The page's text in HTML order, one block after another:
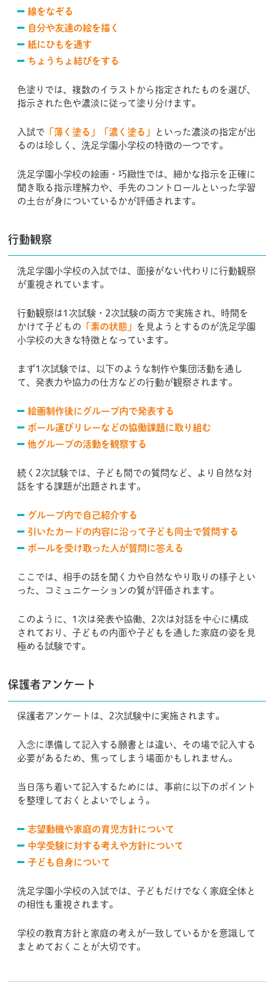
線をなぞる
自分や友達の絵を描く
紙にひもを通す
ちょうちょ結びをする
色塗りでは、複数のイラストから指定されたものを選び、
指示された色や濃淡に従って塗り分けます。
入試で 「薄く塗る」「濃く塗る」
といった濃淡の指定が出
るのは珍しく、洗足学園小学校の特徴の一つです。
洗足学園小学校の絵画・巧緻性では、細かな指示を正確に
聞き取る指示理解力や、手先のコントロールといった学習
の土台が身についているかが評価されます。
行動観察
洗足学園小学校の入試では、面接がない代わりに行動観察
が重視されています。
行動観察は1次試験・2次試験の両方で実施され、時間を
かけて子どもの 「素の状態」
を見ようとするのが洗足学園
小学校の大きな特徴となっています。
まず1次試験では、以下のような制作や集団活動を通し
て、発表力や協力の仕方などの行動が観察されます。
絵画制作後にグループ内で発表する
ボール運びリレーなどの協働課題に取り組む
他グループの活動を観察する
続く2次試験では、子ども間での質問など、より自然な対
話をする課題が出題されます。
グループ内で自己紹介する
引いたカードの内容に沿って子ども同士で質問する
ボールを受け取った人が質問に答える
ここでは、相手の話を聞く力や自然なやり取りの様子とい
った、コミュニケーションの質が評価されます。
このように、1次は発表や協働、2次は対話を中心に構成
されており、子どもの内面や子どもを通した家庭の姿を見
極める試験です。
保護者アンケート
保護者アンケートは、2次試験中に実施されます。
入念に準備して記入する願書とは違い、その場で記入する
必要があるため、焦ってしまう場面かもしれません。
当日落ち着いて記入するためには、事前に以下のポイント
を整理しておくとよいでしょう。
志望動機や家庭の育児方針について
中学受験に対する考えや方針について
子ども自身について
洗足学園小学校の入試では、子どもだけでなく家庭全体と
の相性も重視されます。
学校の教育方針と家庭の考えが一致しているかを意識して
まとめておくことが大切です。